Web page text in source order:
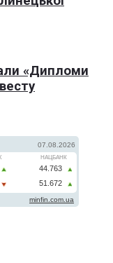
«Дипломи